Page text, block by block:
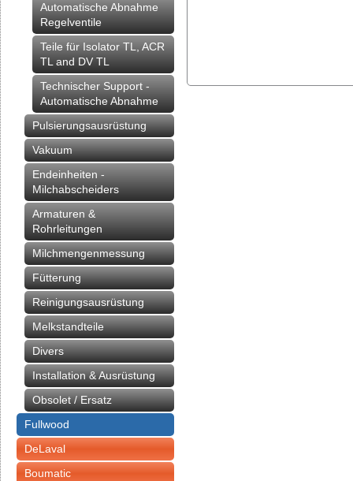
Automatische Abnahme
Regelventile
Teile für Isolator TL, ACR
TL and DV TL
Technischer Support -
Automatische Abnahme
Pulsierungsausrüstung
Vakuum
Endeinheiten -
Milchabscheiders
Armaturen &
Rohrleitungen
Milchmengenmessung
Fütterung
Reinigungsausrüstung
Melkstandteile
Divers
Installation & Ausrüstung
Obsolet / Ersatz
Fullwood
DeLaval
Boumatic